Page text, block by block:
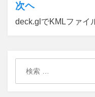
ビ
シ
ョ
次ヘ
deck.glでKMLファイ